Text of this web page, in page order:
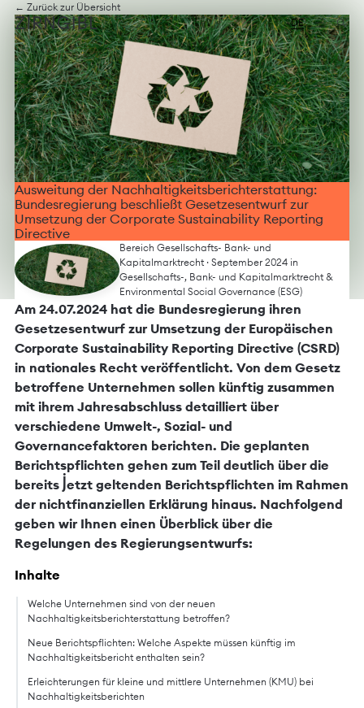
Zum
Inhalt
springen
Diese
Website
Zirngibl,
eine
Wirtschaftskanzlei,
wurde
vom
Digitalbüro
Mokorana
gestaltet
und
technisch
umgesetzt
Fokus
durchdachtes
Design,
moderne
Webtechnologien
und
barrierefreien
Zugang.
DE
← Zurück zur Übersicht
Ausweitung der Nachhaltigkeitsberichterstattung:
Bundesregierung beschließt Gesetzesentwurf zur
Umsetzung der Corporate Sustainability Reporting
Directive
Bereich Gesellschafts- Bank- und
Kapitalmarktrecht · September 2024 in
Gesellschafts-, Bank- und Kapitalmarktrecht &
Environmental Social Governance (ESG)
Am 24.07.2024 hat die Bundesregierung ihren
Gesetzesentwurf zur Umsetzung der Europäischen
Corporate Sustainability Reporting Directive (CSRD)
in nationales Recht veröffentlicht. Von dem Gesetz
betroffene Unternehmen sollen künftig zusammen
mit ihrem Jahresabschluss detailliert über
verschiedene Umwelt-, Sozial- und
Governancefaktoren berichten. Die geplanten
Berichtspflichten gehen zum Teil deutlich über die
bereits jetzt geltenden Berichtspflichten im Rahmen
der nichtfinanziellen Erklärung hinaus. Nachfolgend
geben wir Ihnen einen Überblick über die
Regelungen des Regierungsentwurfs:
Inhalte
Welche Unternehmen sind von der neuen
Nachhaltigkeitsberichterstattung betroffen?
Neue Berichtspflichten: Welche Aspekte müssen künftig im
Nachhaltigkeitsbericht enthalten sein?
Erleichterungen für kleine und mittlere Unternehmen (KMU) bei
Nachhaltigkeitsberichten